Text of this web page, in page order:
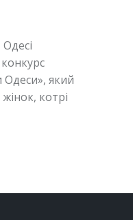
який
котрі